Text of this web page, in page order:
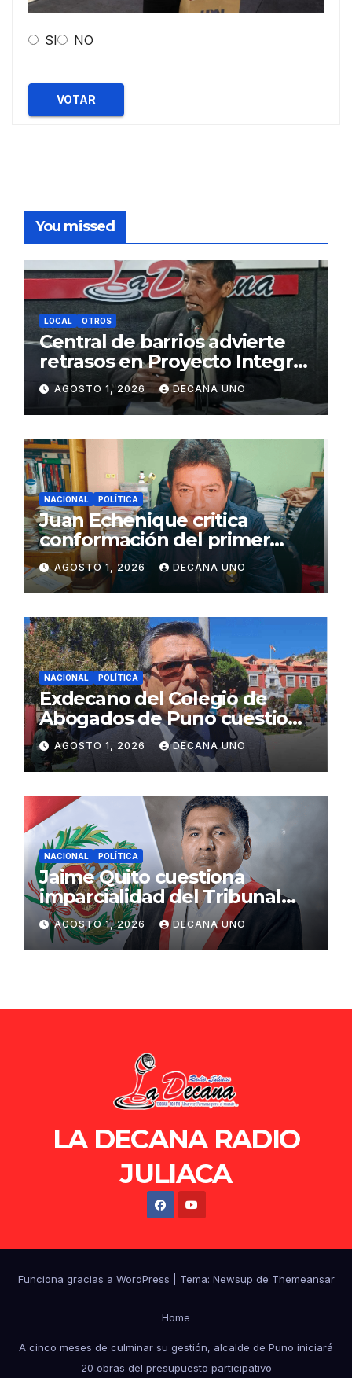
SI NO
VOTAR
You missed
LOCAL OTROS
Central de barrios advierte
retrasos en Proyecto Integral
de Agua y Alcantarillado para
Juliaca
AGOSTO 1, 2026 DECANA UNO
NACIONAL POLÍTICA
Juan Echenique critica
conformación del primer
gabinete ministerial de Keiko
Fujimori
AGOSTO 1, 2026 DECANA UNO
NACIONAL POLÍTICA
Exdecano del Colegio de
Abogados de Puno cuestiona
propuestas sobre seguridad
ciudadana
AGOSTO 1, 2026 DECANA UNO
NACIONAL POLÍTICA
Jaime Quito cuestiona
imparcialidad del Tribunal
Constitucional tras liberación
de Ollanta Humala
AGOSTO 1, 2026 DECANA UNO
LA DECANA RADIO
JULIACA
Funciona gracias a WordPress Tema: Newsup de Themeansar
Home
A cinco meses de culminar su gestión, alcalde de Puno iniciará
20 obras del presupuesto participativo